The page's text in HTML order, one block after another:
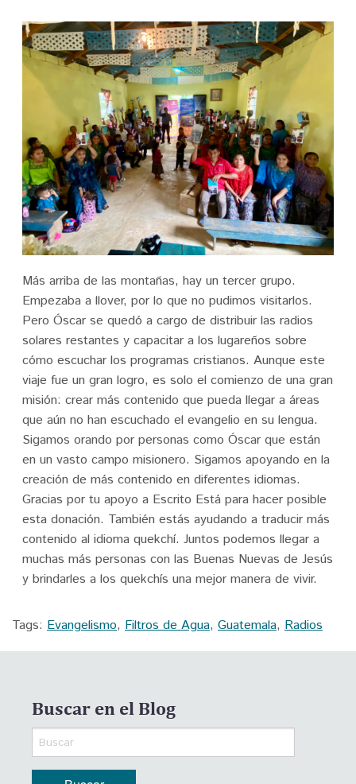
Más arriba de las montañas, hay un tercer grupo.
Empezaba a llover, por lo que no pudimos visitarlos.
Pero Óscar se quedó a cargo de distribuir las radios
solares restantes y capacitar a los lugareños sobre
cómo escuchar los programas cristianos. Aunque este
viaje fue un gran logro, es solo el comienzo de una gran
misión: crear más contenido que pueda llegar a áreas
que aún no han escuchado el evangelio en su lengua.
Sigamos orando por personas como Óscar que están
en un vasto campo misionero. Sigamos apoyando en la
creación de más contenido en diferentes idiomas.
Gracias por tu apoyo a Escrito Está para hacer posible
esta donación. También estás ayudando a traducir más
contenido al idioma quekchí. Juntos podemos llegar a
muchas más personas con las Buenas Nuevas de Jesús
y brindarles a los quekchís una mejor manera de vivir.
Tags: Evangelismo, Filtros de Agua, Guatemala, Radios
Buscar en el Blog